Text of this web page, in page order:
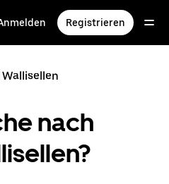
Registrieren
Wallisellen
nach